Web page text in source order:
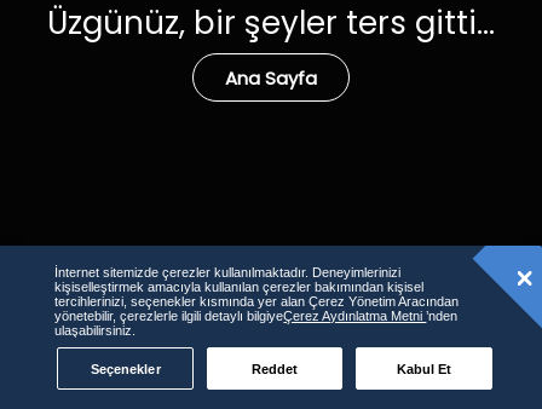
Üzgünüz, bir şeyler ters gitti...
Ana Sayfa
İnternet sitemizde çerezler kullanılmaktadır. Deneyimlerinizi
kişiselleştirmek amacıyla kullanılan çerezler bakımından kişisel
tercihlerinizi, seçenekler kısmında yer alan Çerez Yönetim Aracından
yönetebilir, çerezlerle ilgili detaylı bilgiyeÇerez Aydınlatma Metni’nden
ulaşabilirsiniz.
Seçenekler Reddet Kabul Et